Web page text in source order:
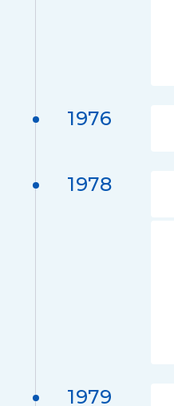
1976
1978
1979